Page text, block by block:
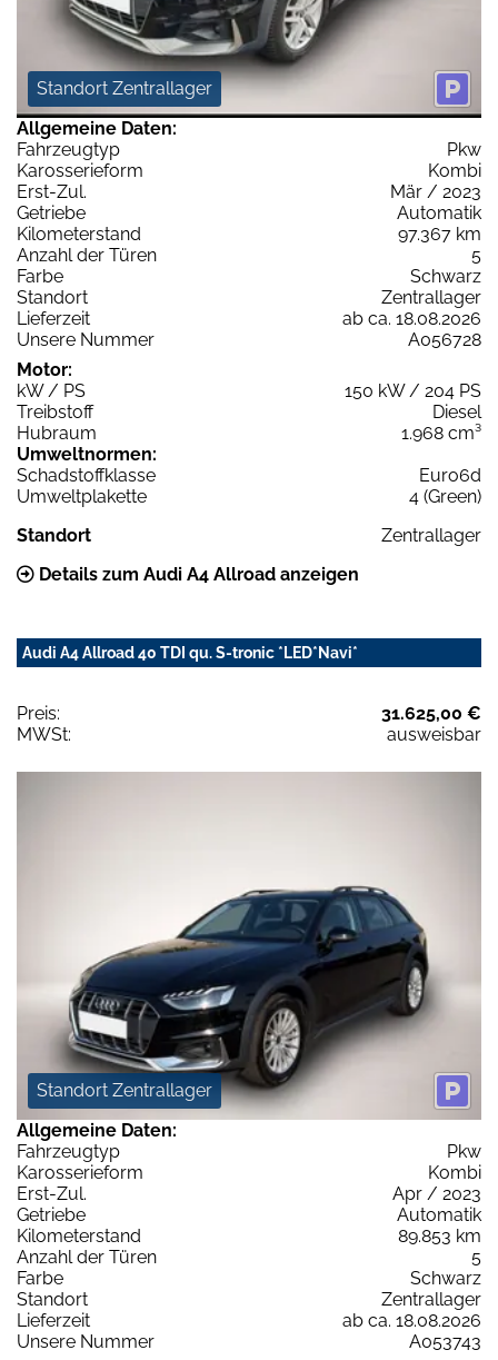
Standort Zentrallager
Allgemeine Daten:
Fahrzeugtyp
Pkw
Karosserieform
Kombi
Erst-Zul.
Mär / 2023
Getriebe
Automatik
Kilometerstand
97.367 km
Anzahl der Türen
5
Farbe
Schwarz
Standort
Zentrallager
Lieferzeit
ab ca. 18.08.2026
Unsere Nummer
A056728
Motor:
kW / PS
150 kW / 204 PS
Treibstoff
Diesel
Hubraum
1.968 cm³
Umweltnormen:
Schadstoffklasse
Euro6d
Umweltplakette
4 (Green)
Standort
Zentrallager
Details zum Audi A4 Allroad anzeigen
Audi A4 Allroad 40 TDI qu. S-tronic *LED*Navi*
Preis:
31.625,00 €
MWSt:
ausweisbar
Standort Zentrallager
Allgemeine Daten:
Fahrzeugtyp
Pkw
Karosserieform
Kombi
Erst-Zul.
Apr / 2023
Getriebe
Automatik
Kilometerstand
89.853 km
Anzahl der Türen
5
Farbe
Schwarz
Standort
Zentrallager
Lieferzeit
ab ca. 18.08.2026
Unsere Nummer
A053743